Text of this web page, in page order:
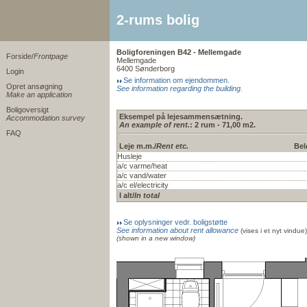
2-rums bolig
Forside/Frontpage
Login
Opret ansøgning
Make an application
Boligoversigt
Accommodation survey
FAQ
Boligforeningen B42 - Mellemgade
Mellemgade
6400 Sønderborg
Se information om ejendommen.
See information regarding the building.
Eksempel på lejesammensætning.
An example of rent.: 2 rum - 71,00 m2.
Leje m.m./Rent etc.
Husleje
a/c varme/heat
a/c vand/water
a/c el/electricity
I alt/In total
Se oplysninger vedr. boligstøtte
See information about rent allowance (vises i et nyt vindue)
(shown in a new window)